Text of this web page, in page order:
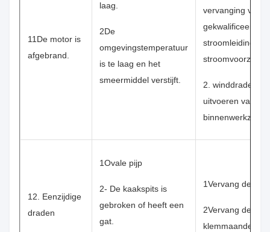
11De motor is
afgebrand.
laag.
2De
omgevingstemperatuur
is te laag en het
smeermiddel verstijft.
vervanging van
gekwalificeerde
stroomleiding en
2. winddraden
uitvoeren van
12. Eenzijdige
draden
1Ovale pijp
2- De kaakspits is
gebroken of heeft een
gat.
1Vervang de pijp.
2Vervang de
klemmaandeel